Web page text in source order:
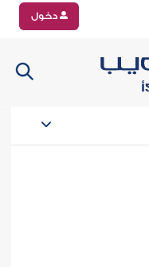
دخول